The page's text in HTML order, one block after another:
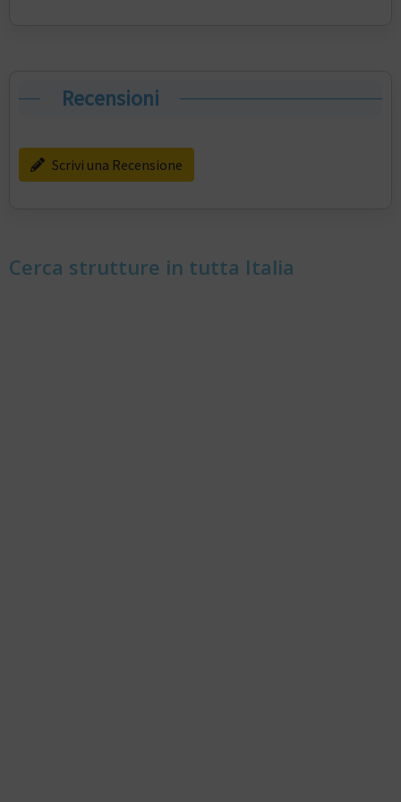
Recensioni
Scrivi una Recensione
Cerca strutture in tutta Italia